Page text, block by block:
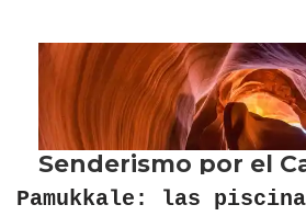
Pamukkale: las